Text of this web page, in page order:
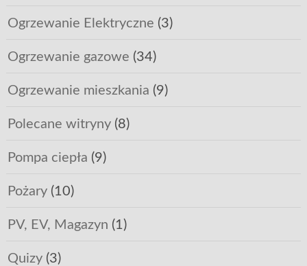
Ogrzewanie Elektryczne (3)
Ogrzewanie gazowe (34)
Ogrzewanie mieszkania (9)
Polecane witryny(8)
Pompa ciepła (9)
Pożary(10)
PV, EV, Magazyn (1)
Quizy(3)